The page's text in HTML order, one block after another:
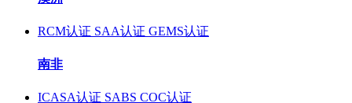
RCM认证 SAA认证 GEMS认证
南非
ICASA认证 SABS COC认证